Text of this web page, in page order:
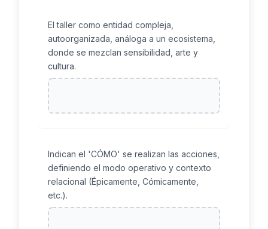
El taller como entidad compleja,
autoorganizada, análoga a un ecosistema,
donde se mezclan sensibilidad, arte y
cultura.
Indican el 'CÓMO' se realizan las acciones,
definiendo el modo operativo y contexto
relacional (Épicamente, Cómicamente,
etc.).